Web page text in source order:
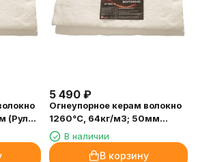
5 490 ₽
Огнеупорное керам волокно
1260°С, 64кг/м3; 50мм
(Рулон 3,66м*0,61м)
В наличии
В корзину